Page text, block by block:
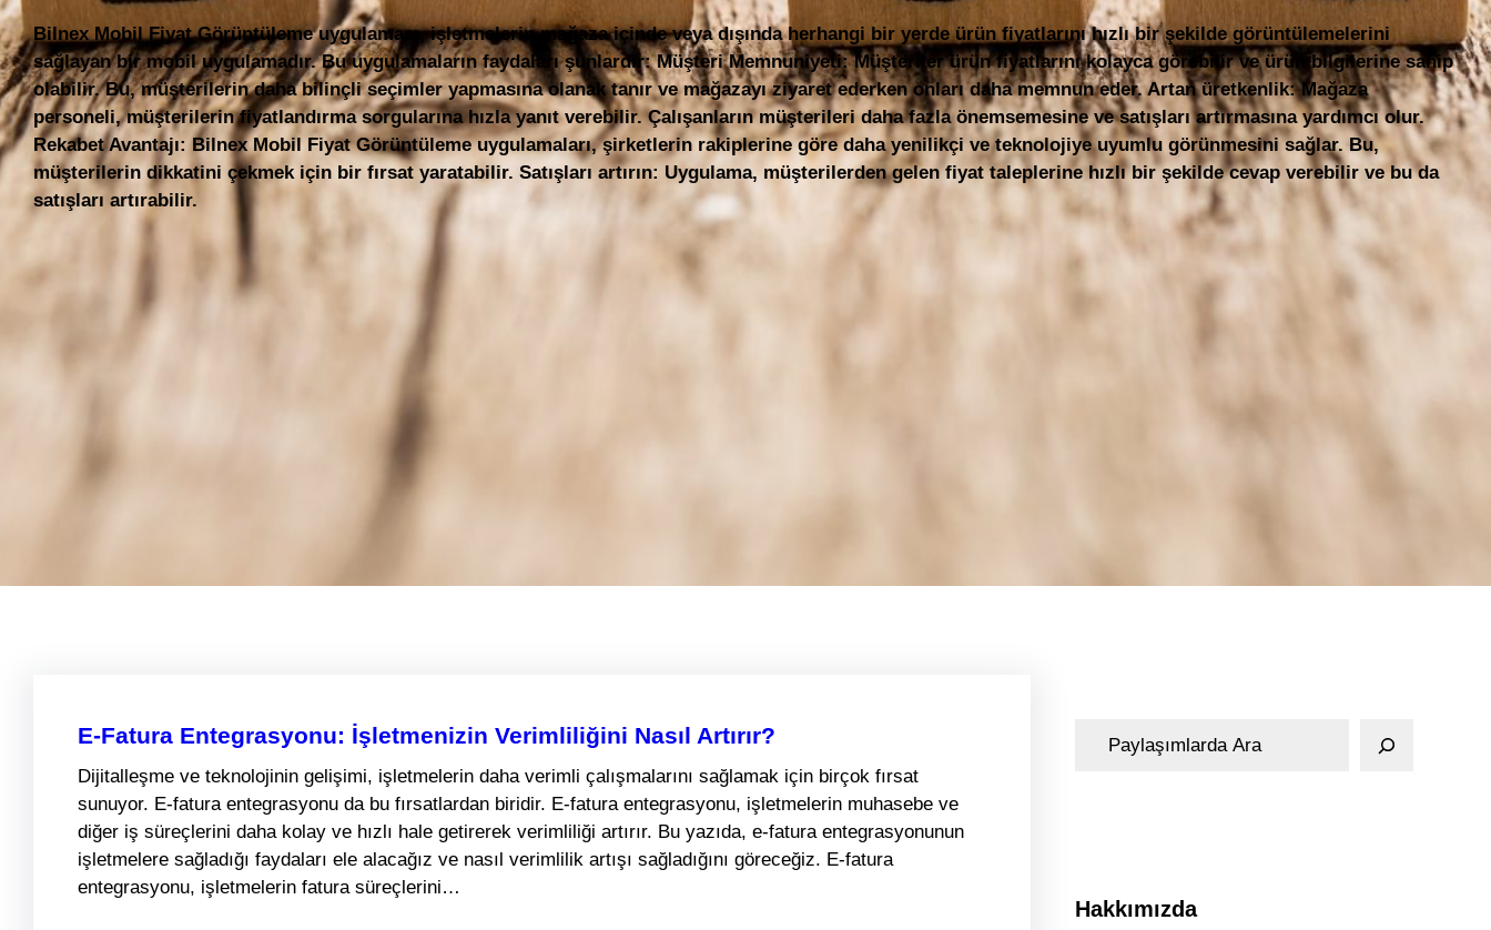
Bilnex Mobil Fiyat Görüntüleme uygulaması, işletmelerin mağaza içinde veya dışında herhangi bir yerde ürün fiyatlarını hızlı bir şekilde görüntülemelerini
sağlayan bir mobil uygulamadır. Bu uygulamaların faydaları şunlardır: Müşteri Memnuniyeti: Müşteriler ürün fiyatlarını kolayca görebilir ve ürün bilgilerine sahip
olabilir. Bu, müşterilerin daha bilinçli seçimler yapmasına olanak tanır ve mağazayı ziyaret ederken onları daha memnun eder. Artan üretkenlik: Mağaza
personeli, müşterilerin fiyatlandırma sorgularına hızla yanıt verebilir. Çalışanların müşterileri daha fazla önemsemesine ve satışları artırmasına yardımcı olur.
Rekabet Avantajı: Bilnex Mobil Fiyat Görüntüleme uygulamaları, şirketlerin rakiplerine göre daha yenilikçi ve teknolojiye uyumlu görünmesini sağlar. Bu,
müşterilerin dikkatini çekmek için bir fırsat yaratabilir. Satışları artırın: Uygulama, müşterilerden gelen fiyat taleplerine hızlı bir şekilde cevap verebilir ve bu da
satışları artırabilir.
E-Fatura Entegrasyonu: İşletmenizin Verimliliğini Nasıl Artırır?
Dijitalleşme ve teknolojinin gelişimi, işletmelerin daha verimli çalışmalarını sağlamak için birçok fırsat
sunuyor. E-fatura entegrasyonu da bu fırsatlardan biridir. E-fatura entegrasyonu, işletmelerin muhasebe ve
diğer iş süreçlerini daha kolay ve hızlı hale getirerek verimliliği artırır. Bu yazıda, e-fatura entegrasyonunun
işletmelere sağladığı faydaları ele alacağız ve nasıl verimlilik artışı sağladığını göreceğiz. E-fatura
entegrasyonu, işletmelerin fatura süreçlerini…
Hakkımızda